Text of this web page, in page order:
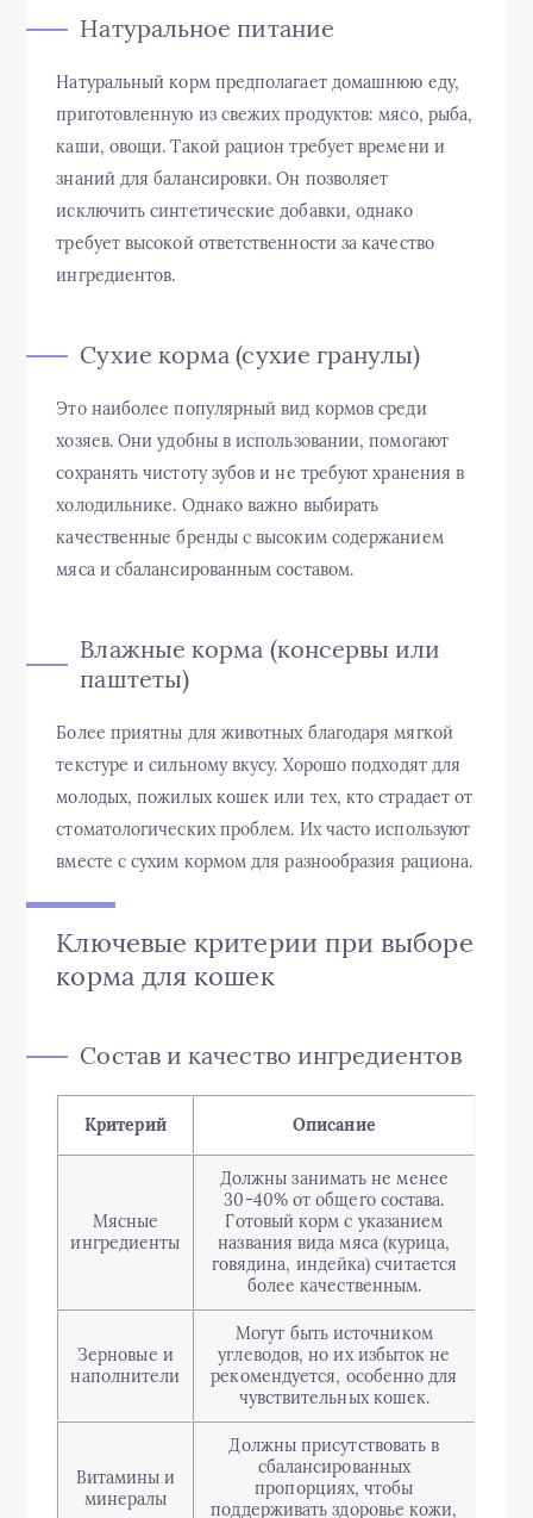
Натуральное питание
Натуральный корм предполагает домашнюю еду,
приготовленную из свежих продуктов: мясо, рыба,
каши, овощи. Такой рацион требует времени и
знаний для балансировки. Он позволяет
исключить синтетические добавки, однако
требует высокой ответственности за качество
ингредиентов.
Сухие корма (сухие гранулы)
Это наиболее популярный вид кормов среди
хозяев. Они удобны в использовании, помогают
сохранять чистоту зубов и не требуют хранения в
холодильнике. Однако важно выбирать
качественные бренды с высоким содержанием
мяса и сбалансированным составом.
Влажные корма (консервы или
паштеты)
Более приятны для животных благодаря мягкой
текстуре и сильному вкусу. Хорошо подходят для
молодых, пожилых кошек или тех, кто страдает от
стоматологических проблем. Их часто используют
вместе с сухим кормом для разнообразия рациона.
Ключевые критерии при выборе
корма для кошек
Состав и качество ингредиентов
Критерий Описание
Мясные
ингредиенты
Должны занимать не менее
30-40% от общего состава.
Готовый корм с указанием
названия вида мяса (курица,
говядина, индейка) считается
более качественным.
Зерновые и
наполнители
Могут быть источником
углеводов, но их избыток не
рекомендуется, особенно для
чувствительных кошек.
Витамины и
минералы
Должны присутствовать в
сбалансированных
пропорциях, чтобы
поддерживать здоровье кожи,